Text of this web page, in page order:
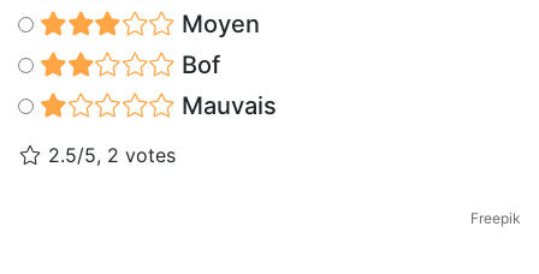
Moyen
Bof
Mauvais
2.5/5, 2 votes
Freepik